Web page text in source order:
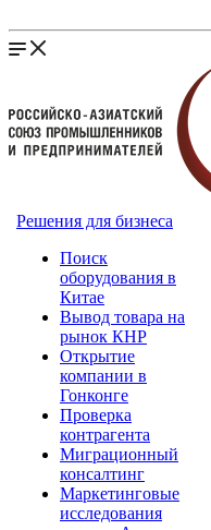
Решения для бизнеса
Поиск
оборудования в
Китае
Вывод товара на
рынок КНР
Открытие
компании в
Гонконге
Проверка
контрагента
Миграционный
консалтинг
Маркетинговые
исследования